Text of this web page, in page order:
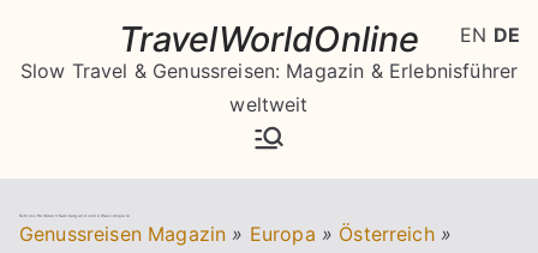
springen
TravelWorldOnline
Slow Travel & Genussreisen: Magazin & Erlebnisführer
weltweit
Schloss Hellbrunn Salzburg und seine Wasserspiele
Genussreisen Magazin » Europa » Österreich »
EN DE